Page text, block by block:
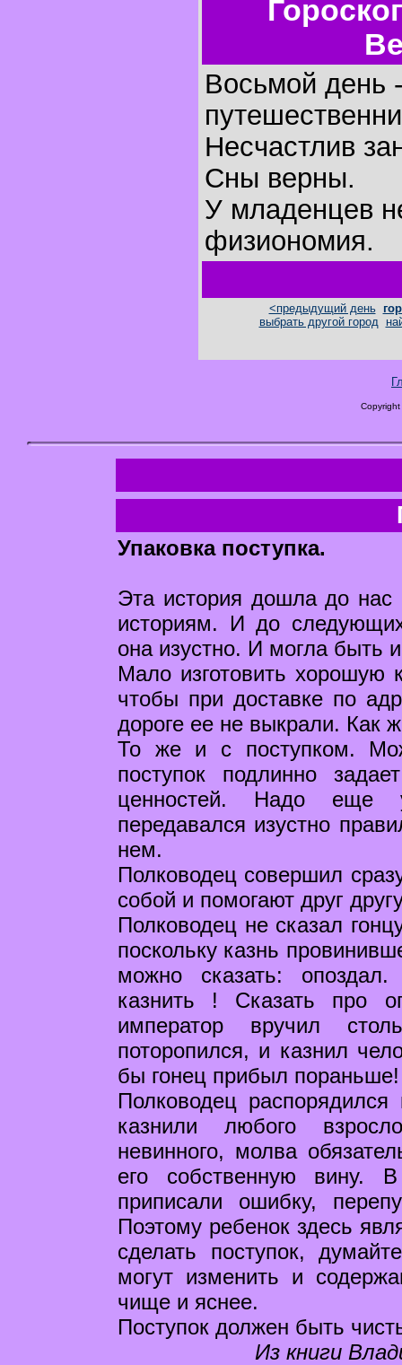
Восьмой день
Несчастлив
Сны верны.
У младенцев
физиономия.
<предыдущий день
выбрать другой город
Упаковка поступка.
Эта история дошла до нас
историям. И до
она изустно. И могла быть
Мало изготовить хорошую
чтобы при доставке по
дороге ее не выкрали. Как
То же и с поступком.
поступок подлинно
ценностей. Надо еще
передавался изустно
нем.
Полководец совершил
собой и помогают друг
Полководец не сказал
поскольку казнь
можно сказать:
казнить ! Сказать про
император вручил
поторопился, и казнил
бы гонец прибыл пораньше!
Полководец
казнили любого
невинного, молва
его собственную вину.
приписали ошибку,
Поэтому ребенок здесь
сделать поступок,
могут изменить и
чище и яснее.
Поступок должен быть
Из книги